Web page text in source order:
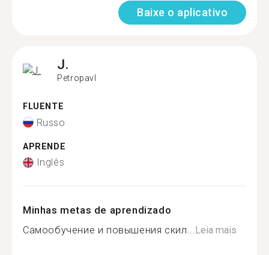
Baixe o aplicativo
J.
Petropavl
FLUENTE
Russo
APRENDE
Inglês
Minhas metas de aprendizado
Самообучение и повышения скил...Leia mais